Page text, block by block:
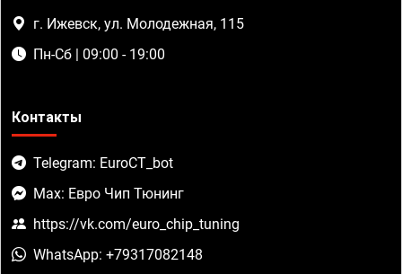
г. Ижевск, ул. Молодежная, 115
Пн-Сб | 09:00 - 19:00
Контакты
Telegram: EuroCT_bot
Max: Евро Чип Тюнинг
https://vk.com/euro_chip_tuning
WhatsApp: +79317082148